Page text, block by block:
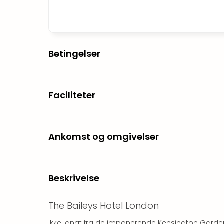
Betingelser
Faciliteter
Ankomst og omgivelser
Beskrivelse
The Baileys Hotel London